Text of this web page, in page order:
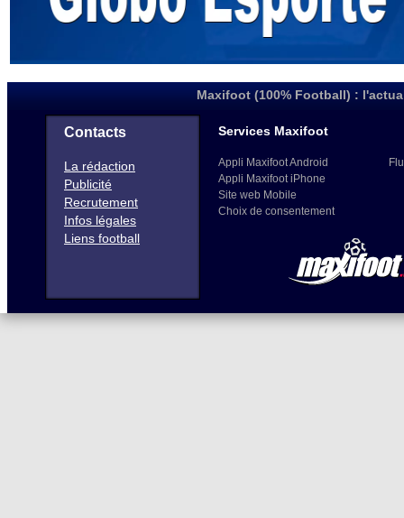
Maxifoot (100% Football) :
Contacts
La rédaction
Publicité
Recrutement
Infos légales
Liens football
Services Maxifoot
Appli Maxifoot Android
Appli Maxifoot iPhone
Site web Mobile
Choix de consentement